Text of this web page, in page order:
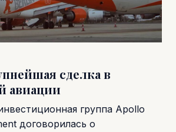
сделка в
авиации
группа Apollo
договорилась о